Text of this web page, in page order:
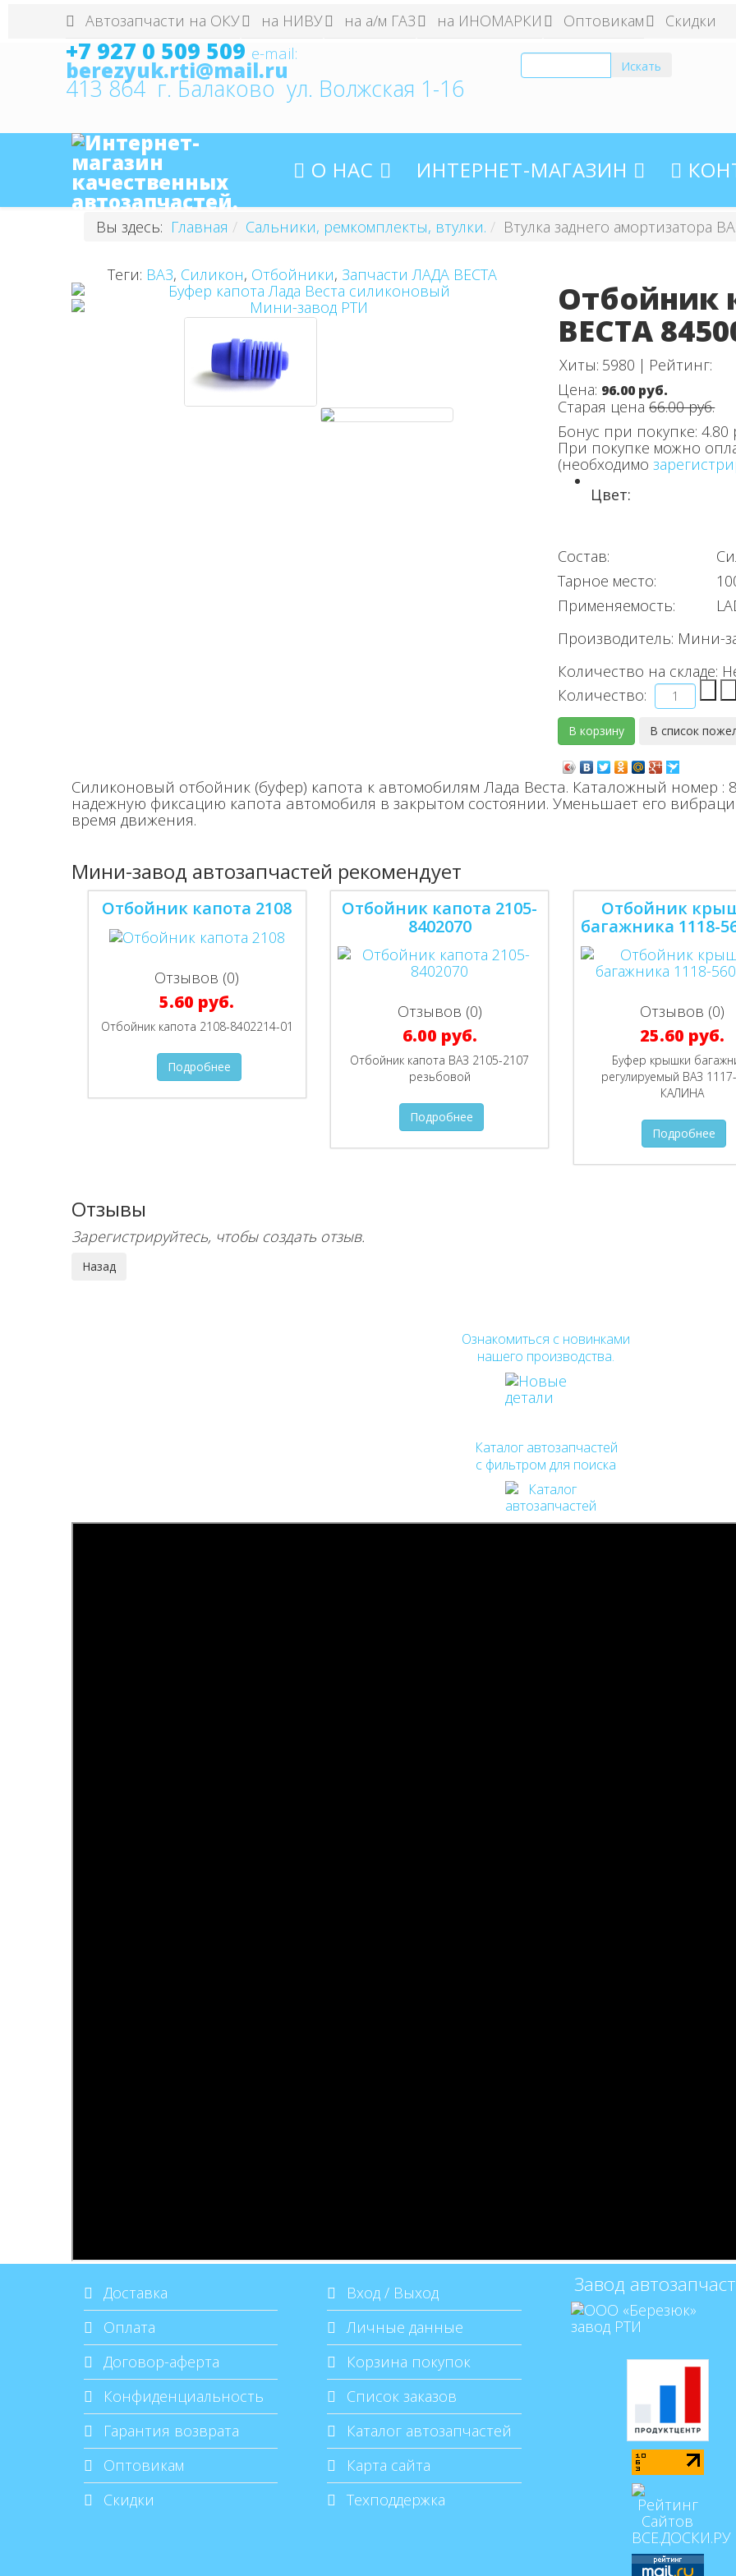
Автозапчасти на ОКУ на НИВУ на а/м ГАЗ на ИНОМАРКИ Оптовикам Скидки
+7 927 0 509 509 e-mail:
413 864 г. Балаково ул. Волжская 1-16
О НАС ИНТЕРНЕТ-МАГАЗИН
Вы здесь: Главная Сальники, ремкомплекты, втулки. Втулка заднего амортизатора
Теги: ВАЗ, Силикон, Отбойники, Запчасти ЛАДА ВЕСТА
Отбойник
ВЕСТА
Хиты: 5980 | Рейтинг:
Цена: 96.00 руб.
Старая цена66.00 руб.
Бонус при покупке:4.80
При покупке можно
(необходимо
Цвет:
Состав:
Тарное место:
Применяемость:
Производитель: Мини-
Количество на складе:
Количество:
Силиконовый отбойник (буфер) капота к автомобилям Лада Веста. Каталожный номер :
надежную фиксацию капота автомобиля в закрытом состоянии. Уменьшает его
время движения.
Мини-завод автозапчастей рекомендует
Отбойник капота 2108
Отзывов (0)
5.60 руб.
Отбойник капота 2108-8402214-01
Подробнее
Отбойник капота 2105-
8402070
Отзывов (0)
6.00 руб.
Отбойник капота ВАЗ 2105-2107
резьбовой
Подробнее
Отбойник
багажника 1118-
Отзывов (0)
25.60 руб.
Буфер крышки
регулируемый ВАЗ
КАЛИНА
Подробнее
Отзывы
Зарегистрируйтесь, чтобы создать отзыв.
Ознакомиться с новинками
нашего производства.
Каталог автозапчастей
с фильтром для поиска
Доставка
Оплата
Договор-аферта
Конфиденциальность
Гарантия возврата
Оптовикам
Скидки
Вход / Выход
Личные данные
Корзина покупок
Список заказов
Каталог автозапчастей
Карта сайта
Техподдержка
Завод